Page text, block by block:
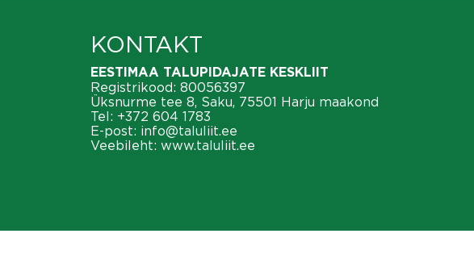
KONTAKT
EESTIMAA TALUPIDAJATE KESKLIIT
Registrikood: 80056397
Üksnurme tee 8, Saku, 75501 Harju maakond
Tel: +372 604 1783
E-post: info@taluliit.ee
Veebileht: www.taluliit.ee